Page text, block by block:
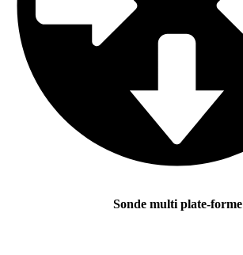
Sonde multi plate-forme